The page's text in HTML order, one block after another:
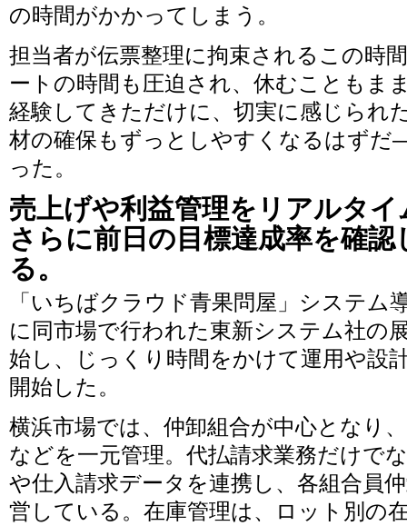
の時間がかかってしまう。
担当者が伝票整理に拘束されるこの時
ートの時間も圧迫され、休むこともま
経験してきただけに、切実に感じられ
材の確保もずっとしやすくなるはずだ
った。
売上げや利益管理をリアルタイ
さらに前日の目標達成率を確
る。
「いちばクラウド青果問屋」システム
に同市場で行われた東新システム社の
始し、じっくり時間をかけて運用や設
開始した。
横浜市場では、仲卸組合が中心となり
などを一元管理。代払請求業務だけで
や仕入請求データを連携し、各組合員
営している。在庫管理は、ロット別の